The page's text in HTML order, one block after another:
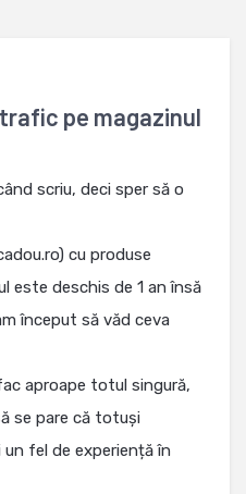
pe magazinul
scriu, deci sper să o
cu produse
este deschis de 1 an însă
început să văd ceva
aproape totul singură,
se pare că totuși
fel de experiență în